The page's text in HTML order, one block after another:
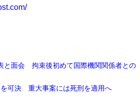
表と面会 拘束後初めて国際機関関係者との
を可決 重大事案には死刑を適用へ